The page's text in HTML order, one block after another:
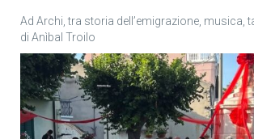
Ad Archi, tra storia dell’emigrazione, musica,
di Anìbal Troilo